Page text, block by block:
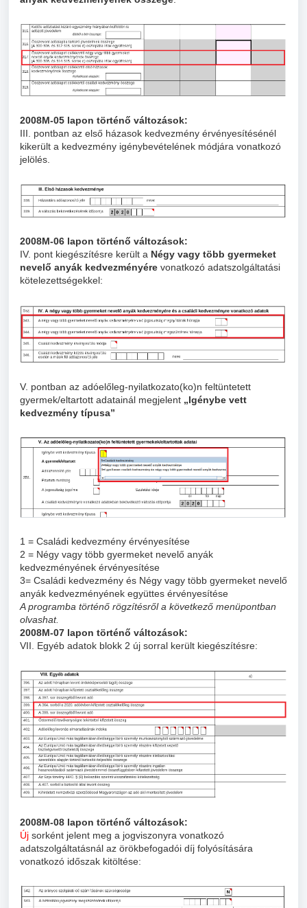
2008M-05 lapon történő változások:
III. pontban az első házasok kedvezmény érvényesítésénél
kikerült a kedvezmény igénybevételének módjára vonatkozó
jelölés.
2008M-06 lapon történő változások:
IV. pont kiegészítésre került a Négy vagy több gyermeket
nevelő anyák kedvezményére vonatkozó adatszolgáltatási
kötelezettségekkel:
V. pontban az adóelőleg-nyilatkozato(ko)n feltüntetett
gyermek/eltartott adatainál megjelent „Igénybe vett
kedvezmény típusa”
1 = Családi kedvezmény érvényesítése
2 = Négy vagy több gyermeket nevelő anyák
kedvezményének érvényesítése
3= Családi kedvezmény és Négy vagy több gyermeket nevelő
anyák kedvezményének együttes érvényesítése
A programba történő rögzítésről a következő menüpontban
olvashat.
2008M-07 lapon történő változások:
VII. Egyéb adatok blokk 2 új sorral került kiegészítésre:
2008M-08 lapon történő változások:
Új sorként jelent meg a jogviszonyra vonatkozó
adatszolgáltatásnál az örökbefogadói díj folyósítására
vonatkozó időszak kitöltése: